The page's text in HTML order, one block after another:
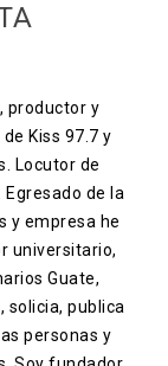
productor y
Kiss 97.7 y
Locutor de
de la
y empresa he
universitario,
Guate,
solicia, publica
personas y